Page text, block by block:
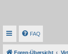
FAQ
Foren-Übersicht